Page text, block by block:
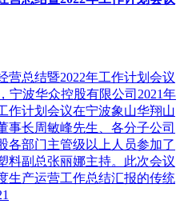
营总结暨2022年工作计划会议
宁波华众控股有限公司2021年
作计划会议在宁波象山华翔山
事长周敏峰先生、各分子公司
各部门主管级以上人员参加了
料副总张丽娜主持。此次会议
生产运营工作总结汇报的传统